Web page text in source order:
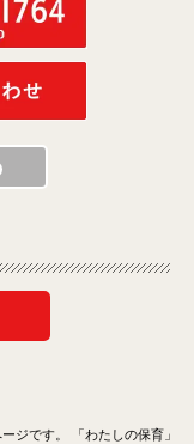
ジです。 「わたしの保育」